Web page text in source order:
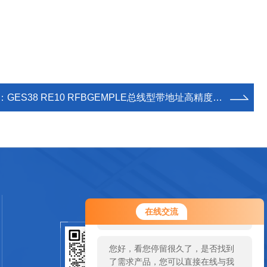
在线交流
您好！欢迎前来咨询，很高兴为您
服务，请问您要咨询什么问题呢？
您好，看您停留很久了，是否找到
了需求产品，您可以直接在线与我
GES38 RE10 RFBGEMPLE总线型带地址高精度单圈编码器
扫一扫关注我们